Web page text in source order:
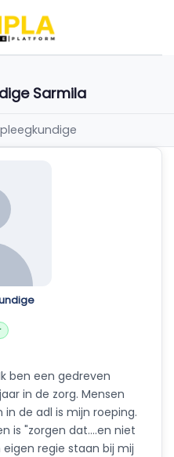
Sarmila
ben een gedreven
in de zorg. Mensen
de adl is mijn roeping.
is "zorgen dat....en niet
eigen regie staan bij mij